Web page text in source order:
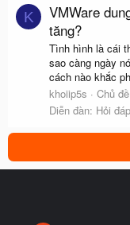
K
VMWare
tăng?
Tình hình là cái
sao càng ngày
cách nào khắc
khoiip5s
Chủ đề
Diễn đàn: Hỏi đáp